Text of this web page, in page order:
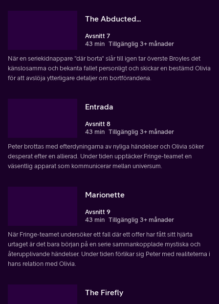
The Abducted...
Avsnitt 7
43 min Tillgänglig 3+ månader
När en seriekidnappare "där borta" slår till igen tar överste Broyles det
känslosamma och bekanta fallet personligt och skickar en bestämd Olivia
för att avslöja ytterligare detaljer om bortförandena.
Entrada
Avsnitt 8
43 min Tillgänglig 3+ månader
Peter brottas med efterdyningarna av nyliga händelser och Olivia söker
desperat efter en allierad. Under tiden upptäcker Fringe-teamet en
väsentlig apparat som kommunicerar mellan universum.
Marionette
Avsnitt 9
43 min Tillgänglig 3+ månader
När Fringe-teamet undersöker ett fall där ett offer har fått sitt hjärta
urtaget är det bara början på en serie sammankopplade mystiska och
återupplivande händelser. Under tiden förlikar sig Peter med realiteterna i
hans relation med Olivia.
The Firefly